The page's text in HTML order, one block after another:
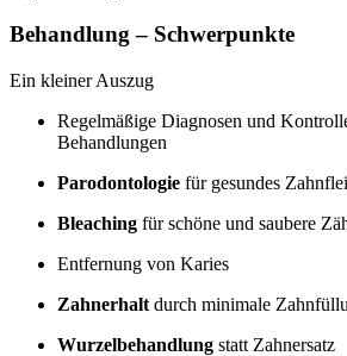
Behandlung – Schwerpunkte
Ein kleiner Auszug
Regelmäßige Diagnosen und
Behandlungen
Parodontologie für gesundes
Bleaching für schöne und saubere
Entfernung von Karies
Zahnerhalt durch minimale
Wurzelbehandlung statt Zahnersatz